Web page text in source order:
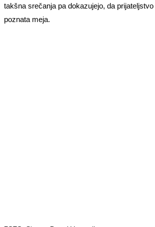
takšna srečanja pa dokazujejo, da
poznata meja.